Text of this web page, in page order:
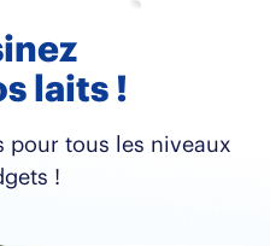
laits !
pour tous les niveaux
!